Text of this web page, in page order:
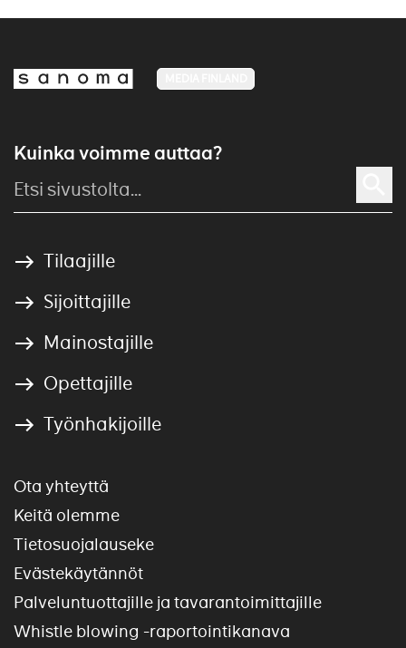
Kuinka voimme auttaa?
Tilaajille
Sijoittajille
Mainostajille
Opettajille
Työnhakijoille
Ota yhteyttä
Keitä olemme
Tietosuojalauseke
Evästekäytännöt
Palveluntuottajille ja tavarantoimittajille
Whistle blowing -raportointikanava